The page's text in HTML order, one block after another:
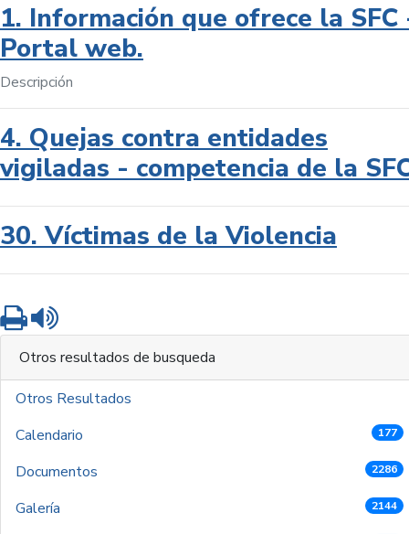
1. Información que ofrece la SFC
Portal web.
Descripción
4. Quejas contra entidades
vigiladas - competencia de la
30. Víctimas de la Violencia
Imprimir
Otros resultados de busqueda
Otros Resultados
Calendario
177
Documentos 2286
Galería 2144